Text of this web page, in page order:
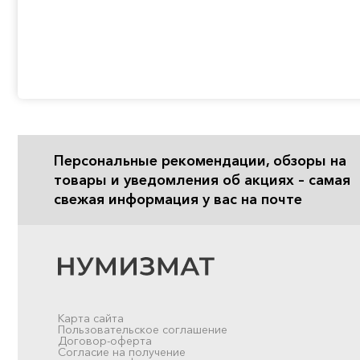
Персональные рекомендации, обзоры на
товары и уведомления об акциях – самая
свежая информация у вас на почте
Карта сайта
Пользовательское соглашение
Договор-оферта
Согласие на получение